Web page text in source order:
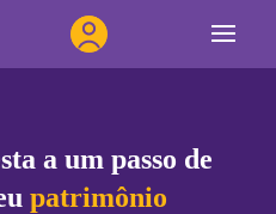
a um passo de
patrimônio